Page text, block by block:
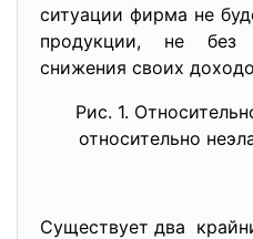
ситуации фирма не
продукции, не без
снижения своих
Рис. 1.
относительно
Существует два